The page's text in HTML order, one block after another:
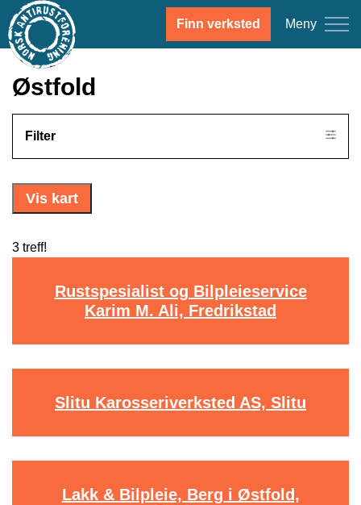
Finn verksted Meny
Østfold
Filter
Vis kart
3 treff!
Rustspesialist og Bilpleieservice
Karim M. Ali, Fredrikstad
Slitu Karosseriverksted AS, Slitu
Lakk & Bilpleie, Berg i Østfold,